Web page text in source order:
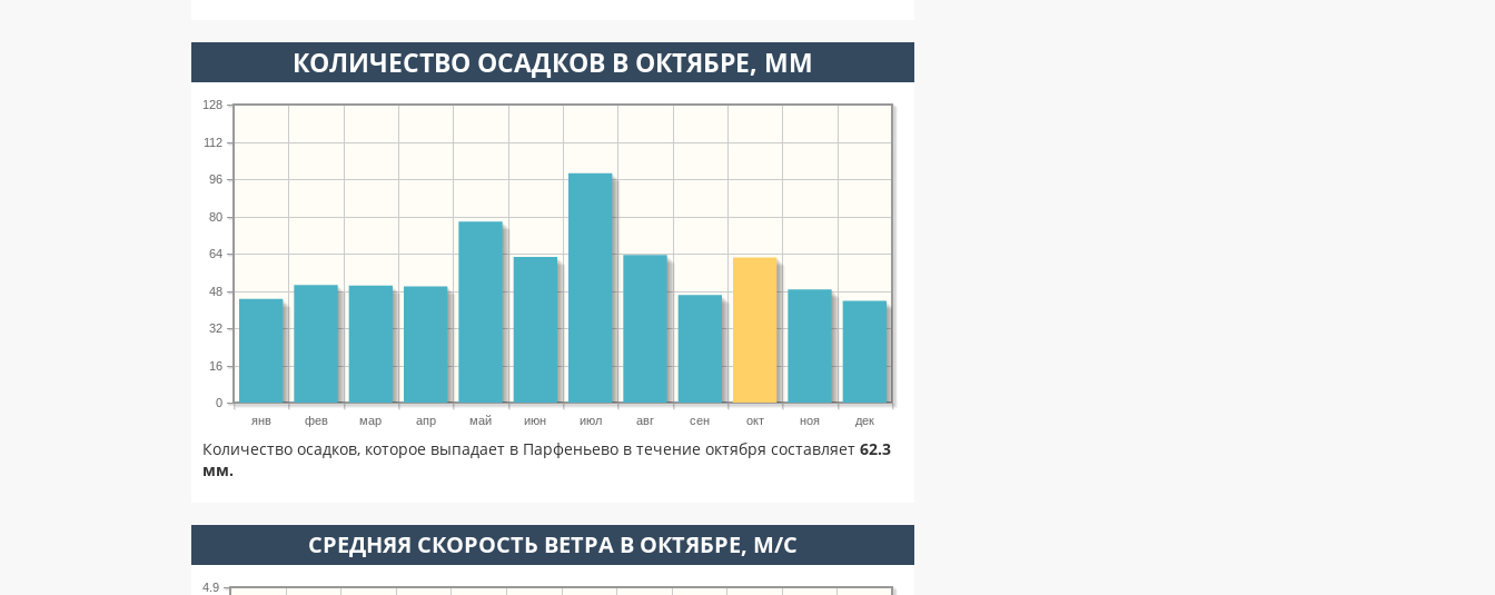
КОЛИЧЕСТВО ОСАДКОВ В ОКТЯБРЕ, ММ
янв фев мар апр май июн июл авг сен окт ноя дек
0
16
32
48
64
80
96
112
128
Количество осадков, которое выпадает в Парфеньево в течение октября составляет 62.3
мм.
СРЕДНЯЯ СКОРОСТЬ ВЕТРА В ОКТЯБРЕ, М/С
4.9